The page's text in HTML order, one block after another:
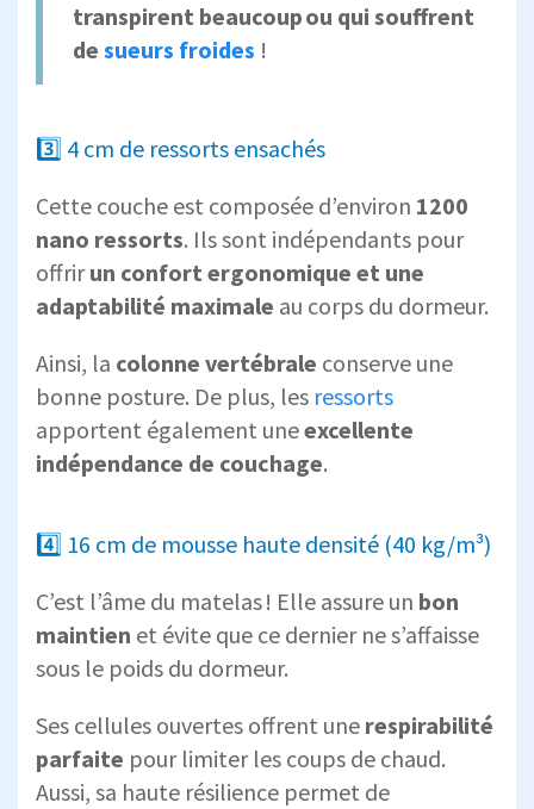
transpirent beaucoup ou qui souffrent
de sueurs froides !
3️⃣ 4 cm de ressorts ensachés
Cette couche est composée d’environ 1200
nano ressorts. Ils sont indépendants pour
offrirun confort ergonomique et une
adaptabilité maximale au corps du dormeur.
Ainsi, la colonne vertébrale conserve une
bonne posture. De plus, les ressorts
apportent également uneexcellente
indépendance de couchage.
4️⃣ 16 cm de mousse haute densité (40 kg/m³)
C’est l’âme du matelas ! Elle assure un bon
maintien et évite que ce dernier ne s’affaisse
sous le poids du dormeur.
Ses cellules ouvertes offrent une respirabilité
parfaite pour limiter les coups de chaud.
Aussi, sa haute résilience permet de